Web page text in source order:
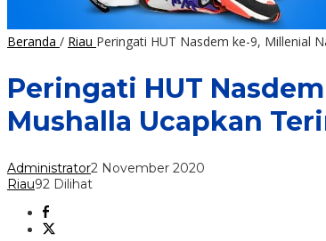
Beranda / Riau Peringati HUT Nasdem ke-9, Millenial
Peringati HUT
Mushalla Ucapkan
Administrator2 November 2020
Riau92 Dilihat